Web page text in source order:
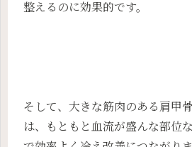
整えるのに効果的です。
そして、大きな筋肉のある肩甲
は、もともと血流が盛んな部位